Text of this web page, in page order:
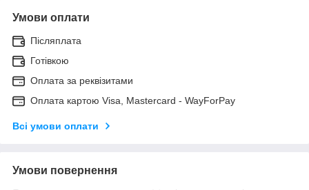
Умови оплати
Післяплата
Готівкою
Оплата за реквізитами
Оплата картою Visa, Mastercard - WayForPay
Всі умови оплати
Умови повернення